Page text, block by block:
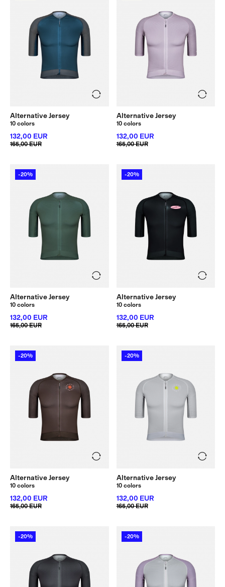
Alternative Jersey
10 colors
132,00 EUR
165,00 EUR
Alternative Jersey
10 colors
132,00 EUR
165,00 EUR
-20%
Alternative Jersey
10 colors
132,00 EUR
165,00 EUR
-20%
Alternative Jersey
10 colors
132,00 EUR
165,00 EUR
-20%
Alternative Jersey
10 colors
132,00 EUR
165,00 EUR
-20%
Alternative Jersey
10 colors
132,00 EUR
165,00 EUR
-20% -20%